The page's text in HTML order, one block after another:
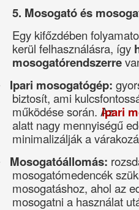
5. Mosogató és
Egy kifőzdében
kerül felhasználásra, így
mosogatórendszerre
Ipari mosogatógép:
biztosít, ami
működése során. Az
ipari
alatt nagy mennyiségű
minimalizálják a
Mosogatóállomás:
mosogatómedencék
mosogatáshoz, ahol az
mosogatni a használat